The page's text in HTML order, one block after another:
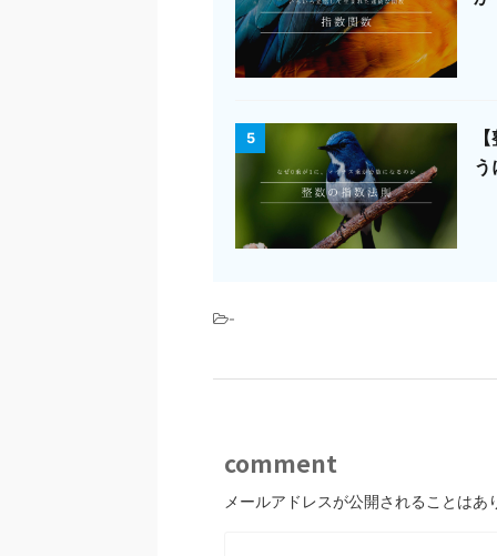
5
-
comment
メールアドレスが公開されることはあ